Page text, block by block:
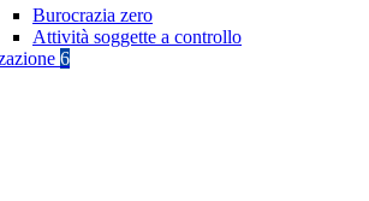
Burocrazia zero
Attività soggette a controllo
6